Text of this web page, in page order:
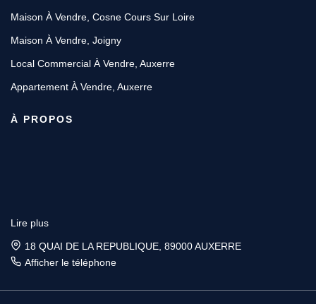
Maison À Vendre, Cosne Cours Sur Loire
Maison À Vendre, Joigny
Local Commercial À Vendre, Auxerre
Appartement À Vendre, Auxerre
À PROPOS
Lire plus
18 QUAI DE LA REPUBLIQUE, 89000 AUXERRE
Afficher le téléphone